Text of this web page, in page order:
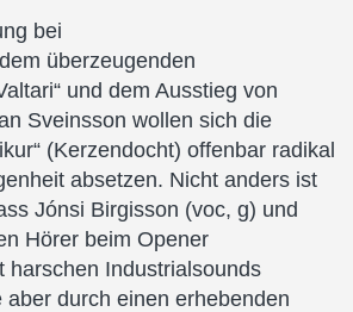
bei
überzeugenden
und dem Ausstieg von
Sveinsson wollen sich die
(Kerzendocht) offenbar radikal
absetzen. Nicht anders ist
Jónsi Birgisson (voc, g) und
Hörer beim Opener
harschen Industrialsounds
aber durch einen erhebenden